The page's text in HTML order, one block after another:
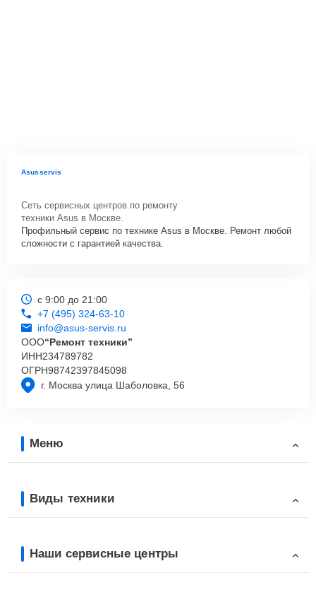
Asusservis
Сеть сервисных центров по ремонту
техники Asus в Москве.
Профильный сервис по технике Asus в Москве. Ремонт любой
сложности с гарантией качества.
г. Москва улица Шаболовка, 56
с 9:00 до 21:00
+7 (495) 324-63-10
info@asus-servis.ru
ООО“Ремонт техники”
ИНН234789782
ОГРН98742397845098
Меню
Виды техники
Наши сервисные центры